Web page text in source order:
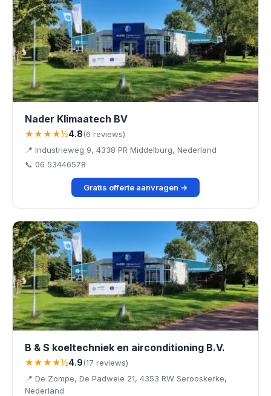
Nader Klimaatech BV
★★★★½4.8(6 reviews)
📍 Industrieweg 9, 4338 PR Middelburg, Nederland
📞 06 53446578
Gratis offerte aanvragen →
B & S koeltechniek en airconditioning B.V.
★★★★½4.9(17 reviews)
📍 De Zompe, De Padweie 21, 4353 RW Serooskerke,
Nederland